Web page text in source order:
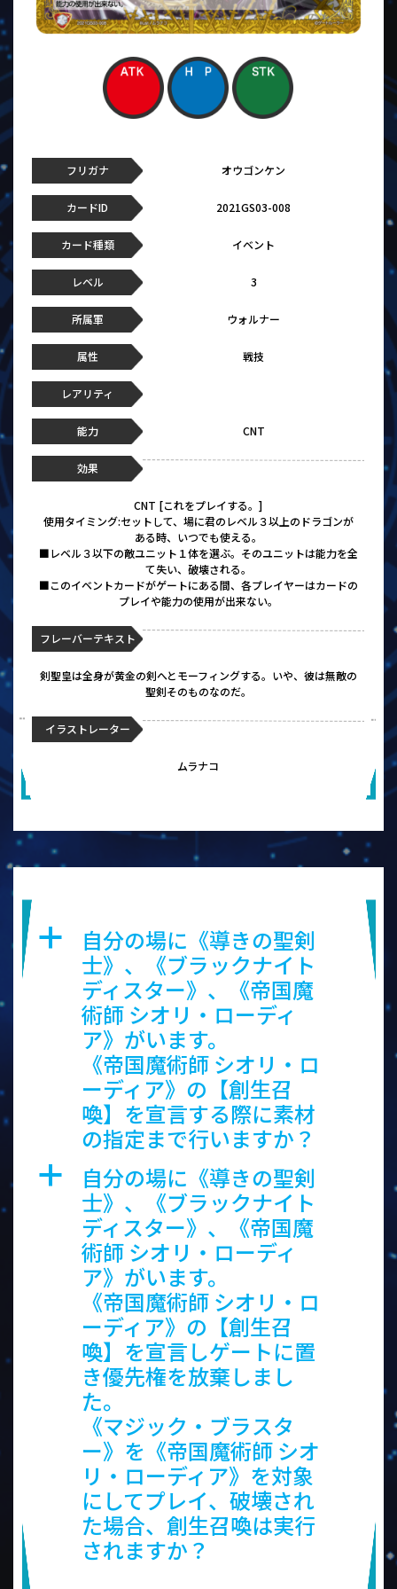
フリガナ オウゴンケン
カードID 2021GS03-008
カード種類 イベント
レベル 3
所属軍 ウォルナー
属性 戦技
レアリティ
能力 CNT
効果
CNT [これをプレイする。]
使用タイミング:セットして、場に君のレベル３以上のドラゴンが
ある時、いつでも使える。
■レベル３以下の敵ユニット１体を選ぶ。そのユニットは能力を全
て失い、破壊される。
■このイベントカードがゲートにある間、各プレイヤーはカードの
プレイや能力の使用が出来ない。
フレーバーテキスト
剣聖皇は全身が黄金の剣へとモーフィングする。いや、彼は無敵の
聖剣そのものなのだ。
イラストレーター
ムラナコ
a
自分の場に《導きの聖剣
士》、《ブラックナイト
ディスター》、《帝国魔
術師 シオリ・ローディ
ア》がいます。
《帝国魔術師 シオリ・ロ
ーディア》の【創生召
喚】を宣言する際に素材
の指定まで行いますか？
a
自分の場に《導きの聖剣
士》、《ブラックナイト
ディスター》、《帝国魔
術師 シオリ・ローディ
ア》がいます。
《帝国魔術師 シオリ・ロ
ーディア》の【創生召
喚】を宣言しゲートに置
き優先権を放棄しまし
た。
《マジック・ブラスタ
ー》を《帝国魔術師 シオ
リ・ローディア》を対象
にしてプレイ、破壊され
た場合、創生召喚は実行
されますか？